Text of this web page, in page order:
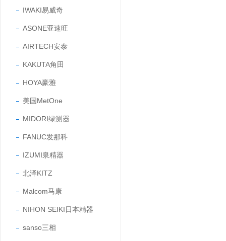
IWAKI易威奇
ASONE亚速旺
AIRTECH安泰
KAKUTA角田
HOYA豪雅
美国MetOne
MIDORI绿测器
FANUC发那科
IZUMI泉精器
北泽KITZ
Malcom马康
NIHON SEIKI日本精器
sanso三相